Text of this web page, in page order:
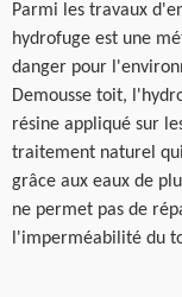
Parmi les travaux
hydrofuge est une
danger pour
Demousse toit,
résine appliqué sur
traitement naturel
grâce aux eaux de
ne permet pas de
l'imperméabilité du